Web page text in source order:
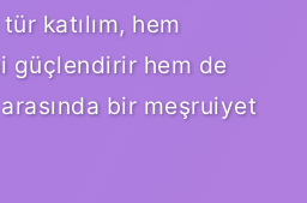
katılım, hem
güçlendirir hem de
bir meşruiyet